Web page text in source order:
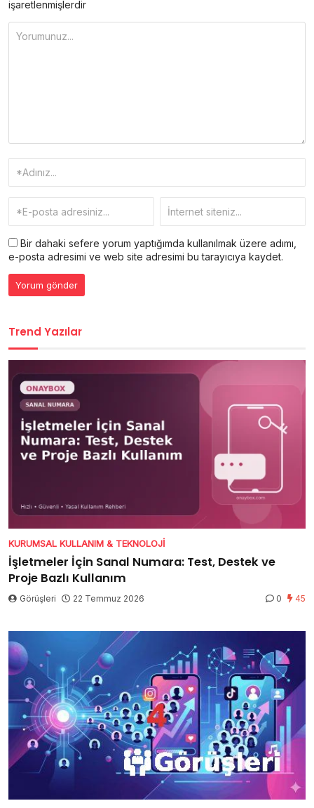
işaretlenmişlerdir
Bir dahaki sefere yorum yaptığımda kullanılmak üzere adımı,
e-posta adresimi ve web site adresimi bu tarayıcıya kaydet.
Trend Yazılar
KURUMSAL KULLANIM & TEKNOLOJI
İşletmeler İçin Sanal Numara: Test, Destek ve
Proje Bazlı Kullanım
Görüşleri 22 Temmuz 2026 0 45